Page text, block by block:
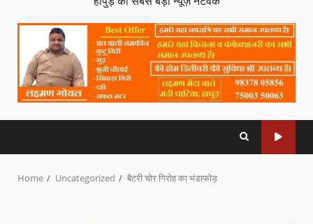
Home Uncategorized बैटरी चोर गिरोह का भंडाफोड़